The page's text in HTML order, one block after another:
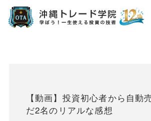
【動画】投資初心者から自動
だ2名のリアルな感想